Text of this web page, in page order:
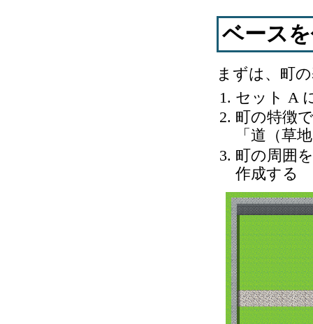
ベース
まずは、町
セット A
町の特徴
「道（草
町の周囲
作成する